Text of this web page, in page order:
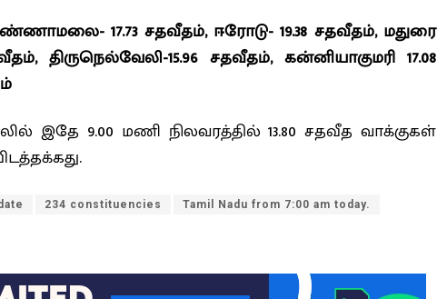
17.73 சதவீதம், ஈரோடு- 19.38 சதவீதம், மதுரை
திருநெல்வேலி-15.96 சதவீதம், கன்னியாகுமரி 17.08
இதே 9.00 மணி நிலவரத்தில் 13.80 சதவீத வாக்குகள்
234 constituencies Tamil Nadu from 7:00 am today.